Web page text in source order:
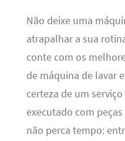
Não deixe uma
atrapalhar a sua
conte com os
de máquina de lavar
certeza de um
executado com
não perca tempo: